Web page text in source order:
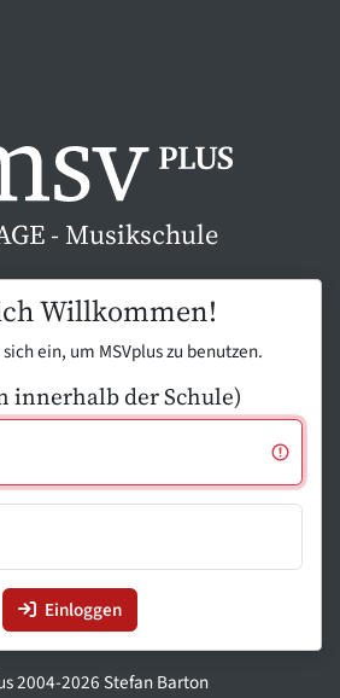
- Musikschule
Willkommen!
ein, um MSVplus zu benutzen.
innerhalb der Schule)
Einloggen
2004-2026 Stefan Barton